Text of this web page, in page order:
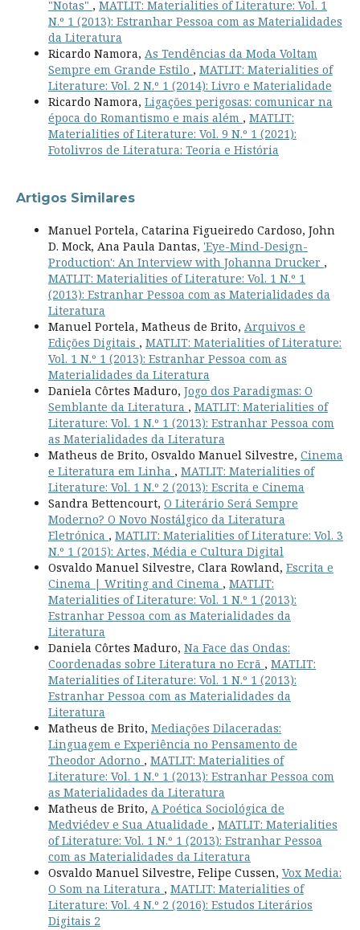
"Notas" , MATLIT: Materialities of Literature: Vol. 1
N.º 1 (2013): Estranhar Pessoa com as Materialidades
da Literatura
Ricardo Namora, As Tendências da Moda Voltam
Sempre em Grande Estilo , MATLIT: Materialities of
Literature: Vol. 2 N.º 1 (2014): Livro e Materialidade
Ricardo Namora, Ligações perigosas: comunicar na
época do Romantismo e mais além , MATLIT:
Materialities of Literature: Vol. 9 N.º 1 (2021):
Fotolivros de Literatura: Teoria e História
Artigos Similares
Manuel Portela, Catarina Figueiredo Cardoso, John
D. Mock, Ana Paula Dantas, 'Eye-Mind-Design-
Production': An Interview with Johanna Drucker ,
MATLIT: Materialities of Literature: Vol. 1 N.º 1
(2013): Estranhar Pessoa com as Materialidades da
Literatura
Manuel Portela, Matheus de Brito, Arquivos e
Edições Digitais , MATLIT: Materialities of Literature:
Vol. 1 N.º 1 (2013): Estranhar Pessoa com as
Materialidades da Literatura
Daniela Côrtes Maduro, Jogo dos Paradigmas: O
Semblante da Literatura , MATLIT: Materialities of
Literature: Vol. 1 N.º 1 (2013): Estranhar Pessoa com
as Materialidades da Literatura
Matheus de Brito, Osvaldo Manuel Silvestre, Cinema
e Literatura em Linha , MATLIT: Materialities of
Literature: Vol. 1 N.º 2 (2013): Escrita e Cinema
Sandra Bettencourt, O Literário Será Sempre
Moderno? O Novo Nostálgico da Literatura
Eletrónica , MATLIT: Materialities of Literature: Vol. 3
N.º 1 (2015): Artes, Média e Cultura Digital
Osvaldo Manuel Silvestre, Clara Rowland, Escrita e
Cinema | Writing and Cinema , MATLIT:
Materialities of Literature: Vol. 1 N.º 1 (2013):
Estranhar Pessoa com as Materialidades da
Literatura
Daniela Côrtes Maduro, Na Face das Ondas:
Coordenadas sobre Literatura no Ecrã , MATLIT:
Materialities of Literature: Vol. 1 N.º 1 (2013):
Estranhar Pessoa com as Materialidades da
Literatura
Matheus de Brito, Mediações Dilaceradas:
Linguagem e Experiência no Pensamento de
Theodor Adorno , MATLIT: Materialities of
Literature: Vol. 1 N.º 1 (2013): Estranhar Pessoa com
as Materialidades da Literatura
Matheus de Brito, A Poética Sociológica de
Medviédev e Sua Atualidade , MATLIT: Materialities
of Literature: Vol. 1 N.º 1 (2013): Estranhar Pessoa
com as Materialidades da Literatura
Osvaldo Manuel Silvestre, Felipe Cussen, Vox Media:
O Som na Literatura , MATLIT: Materialities of
Literature: Vol. 4 N.º 2 (2016): Estudos Literários
Digitais 2